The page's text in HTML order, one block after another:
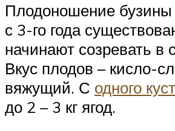
Плодоношение бузины
с 3-го года
начинают созревать в
Вкус плодов – кисло-
вяжущий. С одного
до 2 – 3 кг ягод.